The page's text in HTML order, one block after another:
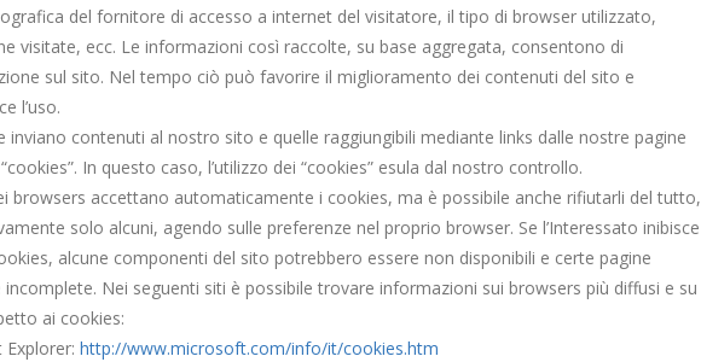
del fornitore di accesso a internet del visitatore, il tipo di browser utilizzato,
visitate, ecc. Le informazioni così raccolte, su base aggregata, consentono di
sul sito. Nel tempo ciò può favorire il miglioramento dei contenuti del sito e
l’uso.
inviano contenuti al nostro sito e quelle raggiungibili mediante links dalle nostre pagine
In questo caso, l’utilizzo dei “cookies” esula dal nostro controllo.
browsers accettano automaticamente i cookies, ma è possibile anche rifiutarli del tutto,
solo alcuni, agendo sulle preferenze nel proprio browser. Se l’Interessato inibisce
alcune componenti del sito potrebbero essere non disponibili e certe pagine
Nei seguenti siti è possibile trovare informazioni sui browsers più diffusi e su
ai cookies:
http://www.microsoft.com/info/it/cookies.htm